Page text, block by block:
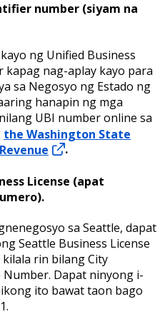
number (siyam na
ng Unified Business
kapag nag-aplay kayo para
sa Negosyo ng Estado ng
hanapin ng mga
UBI number online sa
the Washington State
.
License (apat
sa Seattle, dapat
Seattle Business License
rin bilang City
Number. Dapat ninyong i-
ito bawat taon bago